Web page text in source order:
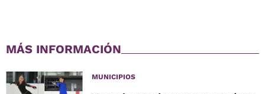
MÁS INFORMACIÓN
MUNICIPIOS